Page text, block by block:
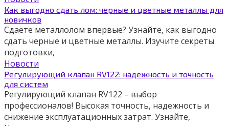
Как выгодно сдать лом: черные и цветные металлы для
новичков
Сдаете металлолом впервые? Узнайте, как выгодно
сдать черные и цветные металлы. Изучите секреты
подготовки,
Новости
Регулирующий клапан RV122: надежность и точность
для систем
Регулирующий клапан RV122 – выбор
профессионалов! Высокая точность, надежность и
снижение эксплуатационных затрат. Узнайте,